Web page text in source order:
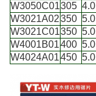
W3050C01305 4.0
W3021A02350 5.0
W3021C01350 5.0
W4001B01400 5.0
W4024A01450 5.0